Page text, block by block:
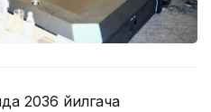
2036 йилгача